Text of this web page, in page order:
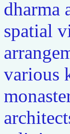
dharma
spatial
various